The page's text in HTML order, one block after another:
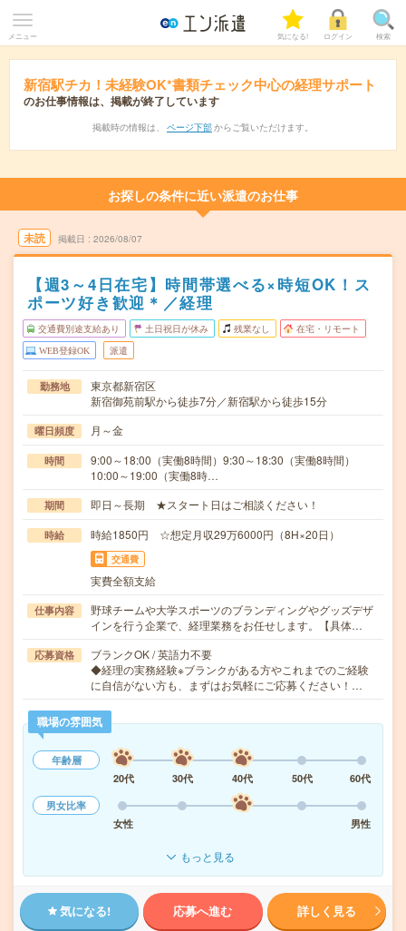
メニュー 気になる! ログイン 検索
新宿駅チカ！未経験OK*書類チェック中心の経理サポート
のお仕事情報は、掲載が終了しています
掲載時の情報は、 ページ下部 からご覧いただけます。
お探しの条件に近い派遣のお仕事
未読 掲載日 2026/08/07
【週3～4日在宅】時間帯選べる×時短OK！ス
ポーツ好き歓迎＊／経理
交通費別途支給あり 土日祝日が休み 残業なし 在宅・リモート
WEB登録OK 派遣
勤務地
東京都新宿区
新宿御苑前駅から徒歩7分／新宿駅から徒歩15分
曜日頻度 月～金
時間
9:00～18:00（実働8時間）9:30～18:30（実働8時間）
10:00～19:00（実働8時…
期間 即日～長期 ★スタート日はご相談ください！
時給 時給1850円 ☆想定月収29万6000円（8H×20日）
交通費
実費全額支給
仕事内容
野球チームや大学スポーツのブランディングやグッズデザ
インを行う企業で、経理業務をお任せします。【具体…
応募資格
ブランクOK / 英語力不要
◆経理の実務経験※ブランクがある方やこれまでのご経験
に自信がない方も、まずはお気軽にご応募ください！…
職場の雰囲気
年齢層
20代
30代 40代 50代
60代
男女比率
女性
男性
もっと見る
気になる! 応募へ進む 詳しく見る